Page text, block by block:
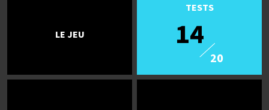
LE JEU
TESTS
14
20